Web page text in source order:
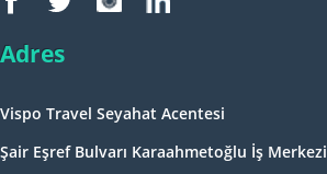
Adres
Vispo Travel Seyahat Acentesi
Şair Eşref Bulvarı Karaahmetoğlu İş Merkezi